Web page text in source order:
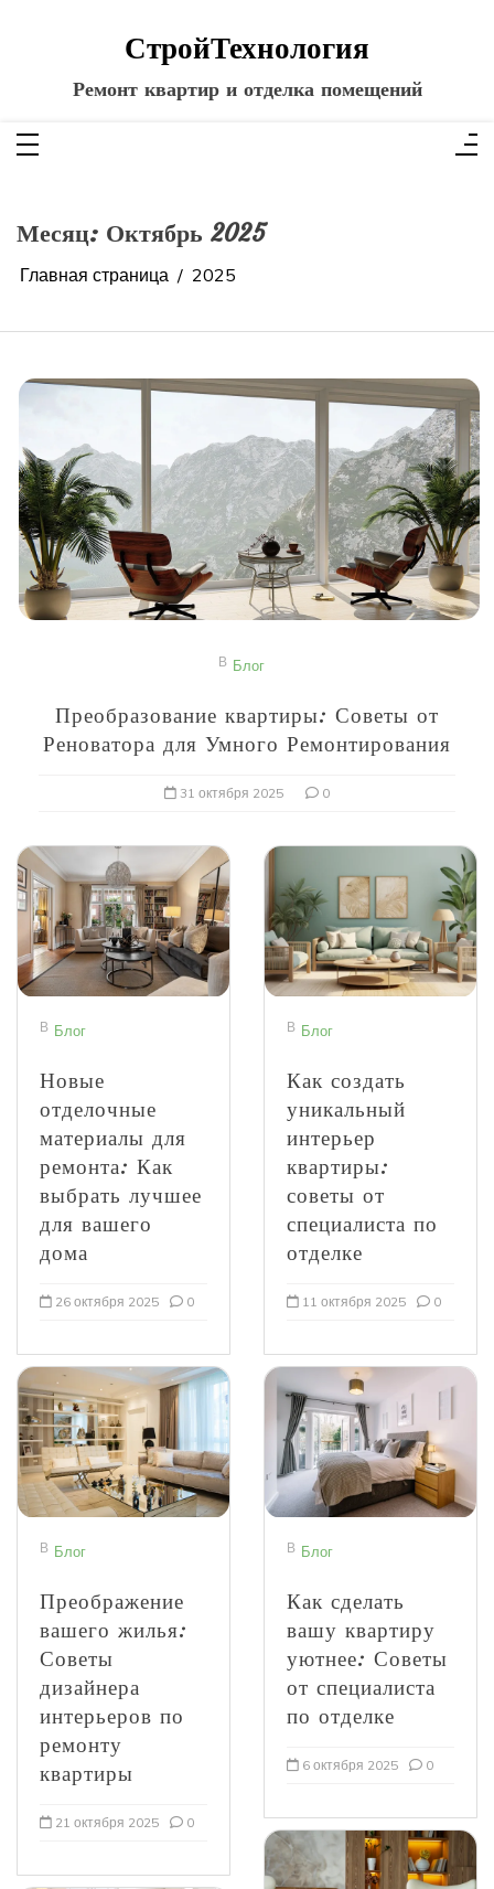
СтройТехнология
Ремонт квартир и отделка помещений
Месяц: Октябрь 2025
Главная страница 2025
В Блог
Преобразование квартиры: Советы от
Реноватора для Умного Ремонтирования
31 октября 2025 0
В Блог
Новые
отделочные
материалы для
ремонта: Как
выбрать лучшее
для вашего
дома
26 октября 2025 0
В Блог
Преображение
вашего жилья:
Советы
дизайнера
интерьеров по
ремонту
квартиры
21 октября 2025 0
В Блог
Как создать
уникальный
интерьер
квартиры:
советы от
специалиста по
отделке
11 октября 2025 0
В Блог
Как сделать
вашу квартиру
уютнее: Советы
от специалиста
по отделке
6 октября 2025 0